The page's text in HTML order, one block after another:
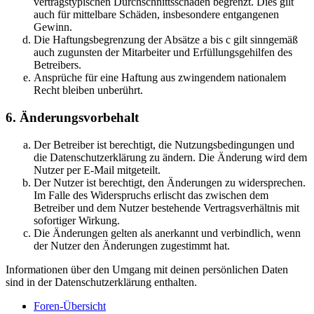
auch für mittelbare Schäden, insbesondere entgangenen
Gewinn.
Die Haftungsbegrenzung der Absätze a bis c gilt sinngemäß
auch zugunsten der Mitarbeiter und Erfüllungsgehilfen des
Betreibers.
Ansprüche für eine Haftung aus zwingendem nationalem
Recht bleiben unberührt.
6. Änderungsvorbehalt
Der Betreiber ist berechtigt, die Nutzungsbedingungen und
die Datenschutzerklärung zu ändern. Die Änderung wird dem
Nutzer per E-Mail mitgeteilt.
Der Nutzer ist berechtigt, den Änderungen zu widersprechen.
Im Falle des Widerspruchs erlischt das zwischen dem
Betreiber und dem Nutzer bestehende Vertragsverhältnis mit
sofortiger Wirkung.
Die Änderungen gelten als anerkannt und verbindlich, wenn
der Nutzer den Änderungen zugestimmt hat.
Informationen über den Umgang mit deinen persönlichen Daten
sind in der Datenschutzerklärung enthalten.
Foren-Übersicht